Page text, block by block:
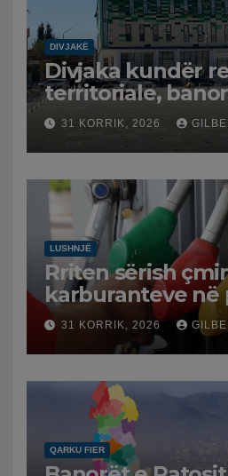
DIVJAKË
Divjaka kundër
territoriale,
protestë.
31 KORRIK, 2026
LUSHNJË
Rriten sërish
karburanteve në
karburanteve në
Tensionet në
Mesme
dhe benzinën në
31 KORRIK, 2026
QARKU FIER